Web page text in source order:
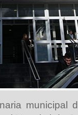
municipal